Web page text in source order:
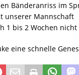
Bänderanriss im
unserer Mannschaft
1 bis 2 Wochen
eine schnelle